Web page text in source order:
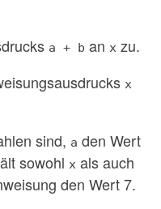
a + b an x zu.
x
sind, a den Wert
sowohl x als auch
den Wert 7.